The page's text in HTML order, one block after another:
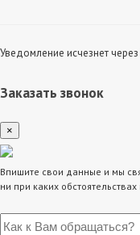
Уведомление исчезнет
Заказать звонок
×
Впишите свои данные и мы
ни при каких